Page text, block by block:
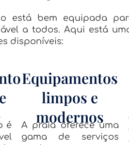
está bem equipada
a todos. Aqui está
disponíveis:
é
Equipamentos
limpos e
modernos
A praia oferece uma
gama de serviços